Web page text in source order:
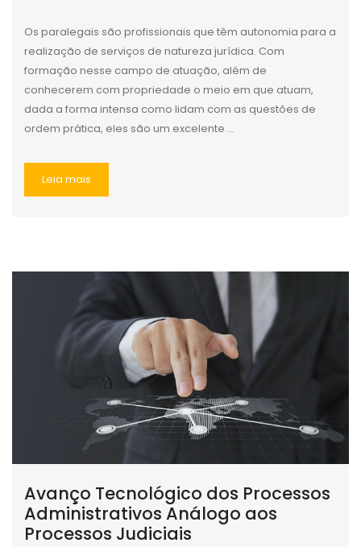
Os paralegais são profissionais que têm autonomia para a
realização de serviços de natureza jurídica. Com
formação nesse campo de atuação, além de
conhecerem com propriedade o meio em que atuam,
dada a forma intensa como lidam com as questões de
ordem prática, eles são um excelente ...
Leia mais
Avanço Tecnológico dos Processos
Administrativos Análogo aos
Processos Judiciais